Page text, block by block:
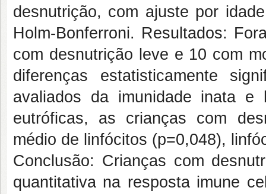
desnutrição, com ajuste por
Holm-Bonferroni. Resultados:
com desnutrição leve e 10 com
diferenças estatisticamente
avaliados da imunidade inata e
eutróficas, as crianças com
médio de linfócitos (p=0,048),
Conclusão: Crianças com
quantitativa na resposta imune